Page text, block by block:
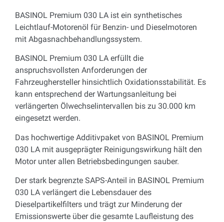
BASINOL Premium 030 LA ist ein synthetisches
Leichtlauf-Motorenöl für Benzin- und Dieselmotoren
mit Abgasnachbehandlungssystem.
BASINOL Premium 030 LA erfüllt die
anspruchsvollsten Anforderungen der
Fahrzeughersteller hinsichtlich Oxidationsstabilität. Es
kann entsprechend der Wartungsanleitung bei
verlängerten Ölwechselintervallen bis zu 30.000 km
eingesetzt werden.
Das hochwertige Additivpaket von BASINOL Premium
030 LA mit ausgeprägter Reinigungswirkung hält den
Motor unter allen Betriebsbedingungen sauber.
Der stark begrenzte SAPS-Anteil in BASINOL Premium
030 LA verlängert die Lebensdauer des
Dieselpartikelfilters und trägt zur Minderung der
Emissionswerte über die gesamte Laufleistung des